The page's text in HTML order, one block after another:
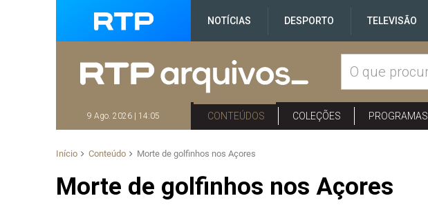
NOTÍCIAS DESPORTO TELEVISÃO
9 Ago. 2026 | 14:05 CONTEÚDOS COLEÇÕES PROGRAMAS
Início Conteúdo Morte de golfinhos nos Açores
Morte de golfinhos nos Açores